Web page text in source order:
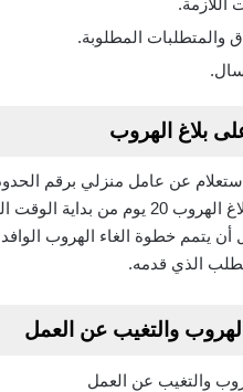
اللازمة.
والمتطلبات المطلوبة.
بلاغ الهروب
عن عامل منزلي برقم
مدة الاعتراض على بلاغ
يتمم خطوة الغاء الهروب
الذي قدمه.
الهروب والتغيب عن العمل